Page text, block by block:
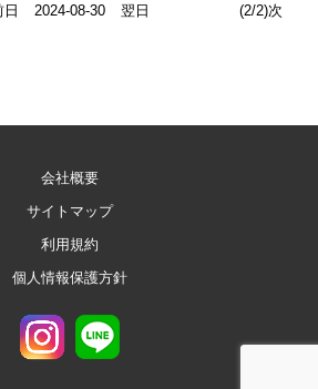
日
2024-08-30 翌日 (2/2)次
会社概要
サイトマップ
利用規約
個人情報保護方針